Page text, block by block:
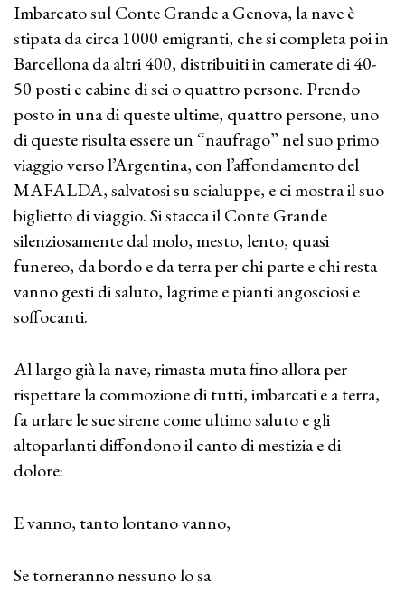
Imbarcato sul Conte Grande a Genova, la nave è
stipata da circa 1000 emigranti, che si completa poi in
Barcellona da altri 400, distribuiti in camerate di 40-
50 posti e cabine di sei o quattro persone. Prendo
posto in una di queste ultime, quattro persone, uno
di queste risulta essere un “naufrago” nel suo primo
viaggio verso l’Argentina, con l’affondamento del
MAFALDA, salvatosi su scialuppe, e ci mostra il suo
biglietto di viaggio. Si stacca il Conte Grande
silenziosamente dal molo, mesto, lento, quasi
funereo, da bordo e da terra per chi parte e chi resta
vanno gesti di saluto, lagrime e pianti angosciosi e
soffocanti.
Al largo già la nave, rimasta muta fino allora per
rispettare la commozione di tutti, imbarcati e a terra,
fa urlare le sue sirene come ultimo saluto e gli
altoparlanti diffondono il canto di mestizia e di
dolore:
E vanno, tanto lontano vanno,
Se torneranno nessuno lo sa